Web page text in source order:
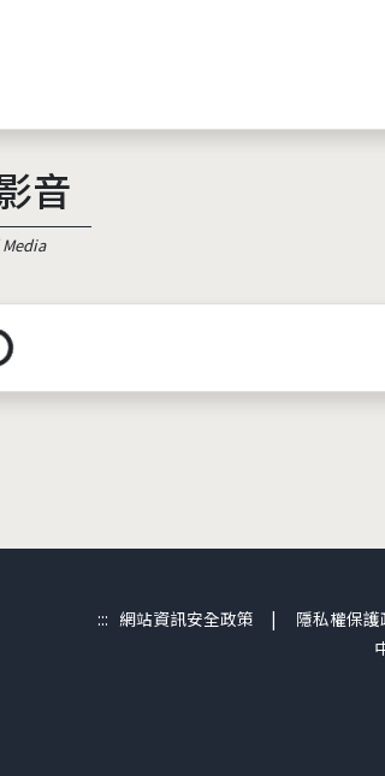
音
::: 網站資訊安全政策 | 隱私權保護